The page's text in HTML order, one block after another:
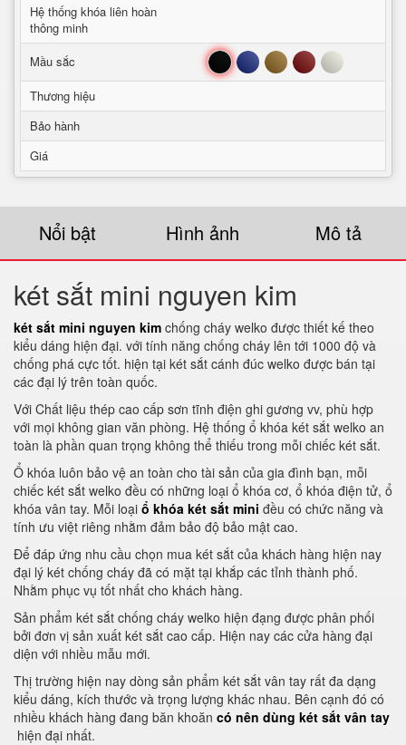
Hệ thống khóa liên hoàn
thông minh
Mầu sắc
Đen Xanh Nâu Đỏ Trắng
Thương hiệu
Bảo hành
Giá
Nổi bật Hình ảnh Mô tả
két sắt mini nguyen kim
két sắt mini nguyen kim chống cháy welko được thiết kế theo
kiểu dáng hiện đại. với tính năng chống cháy lên tới 1000 độ và
chống phá cực tốt. hiện tại két sắt cánh đúc welko được bán tại
các đại lý trên toàn quốc.
Với Chất liệu thép cao cấp sơn tĩnh điện ghi gương vv, phù hợp
với mọi không gian văn phòng. Hệ thống ổ khóa két sắt welko an
toàn là phần quan trọng không thể thiếu trong mỗi chiếc két sắt.
Ổ khóa luôn bảo vệ an toàn cho tài sản của gia đình bạn, mỗi
chiếc két sắt welko đều có những loại ổ khóa cơ, ổ khóa điện tử, ổ
khóa vân tay. Mỗi loại ổ khóa két sắt mini đều có chức năng và
tính ưu việt riêng nhằm đảm bảo độ bảo mật cao.
Để đáp ứng nhu cầu chọn mua két sắt của khách hàng hiện nay
đại lý két chống cháy đã có mặt tại khắp các tỉnh thành phố.
Nhằm phục vụ tốt nhất cho khách hàng.
Sản phẩm két sắt chống cháy welko hiện đạng được phân phối
bởi đơn vị sản xuất két sắt cao cấp. Hiện nay các cửa hàng đại
diện với nhiều mẫu mới.
Thị trường hiện nay dòng sản phẩm két sắt vân tay rất đa dạng
kiểu dáng, kích thước và trọng lượng khác nhau. Bên cạnh đó có
nhiều khách hàng đang băn khoăn có nên dùng két sắt vân tay
hiện đại nhất.